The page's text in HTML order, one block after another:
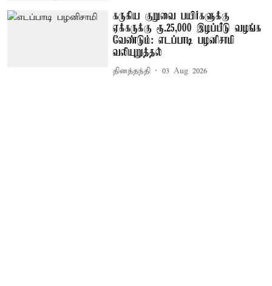
கருகிய குறுவை பயிர்களுக்கு
ஏக்கருக்கு ரூ.25,000 இழப்பீடு வழங்க
வேண்டும்: எடப்பாடி பழனிசாமி
வலியுறுத்தல்
தினத்தந்தி 03 Aug 2026